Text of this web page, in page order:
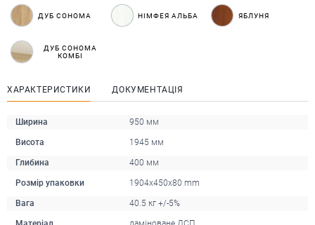
ДУБ СОНОМА НІМФЕЯ АЛЬБА ЯБЛУНЯ
ДУБ СОНОМА
КОМБІ
ХАРАКТЕРИСТИКИ ДОКУМЕНТАЦІЯ
Ширина 950 мм
Висота 1945 мм
Глибина 400 мм
Розмір упаковки 1904х450х80 mm
Вага 40.5 кг +/-5%